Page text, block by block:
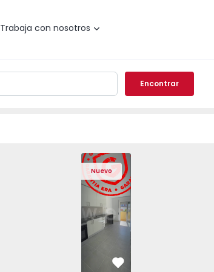
Trabaja con nosotros
Encontrar
São Mateus da Calheta - 1575310 - 40
do Heroísmo, São Mateus da Calheta -
T3 Angra do Heroísmo, São Mateus da
Pareada T3 Angra do Heroísmo, São
Vivienda Pareada T3 Angra do
Vivienda Pareada T3
Vivienda
Nuevo
Apartamento T2 Seixal, Amora - 1575805
Apartamento T2 Seixal,
Apartamento T2
Favorito